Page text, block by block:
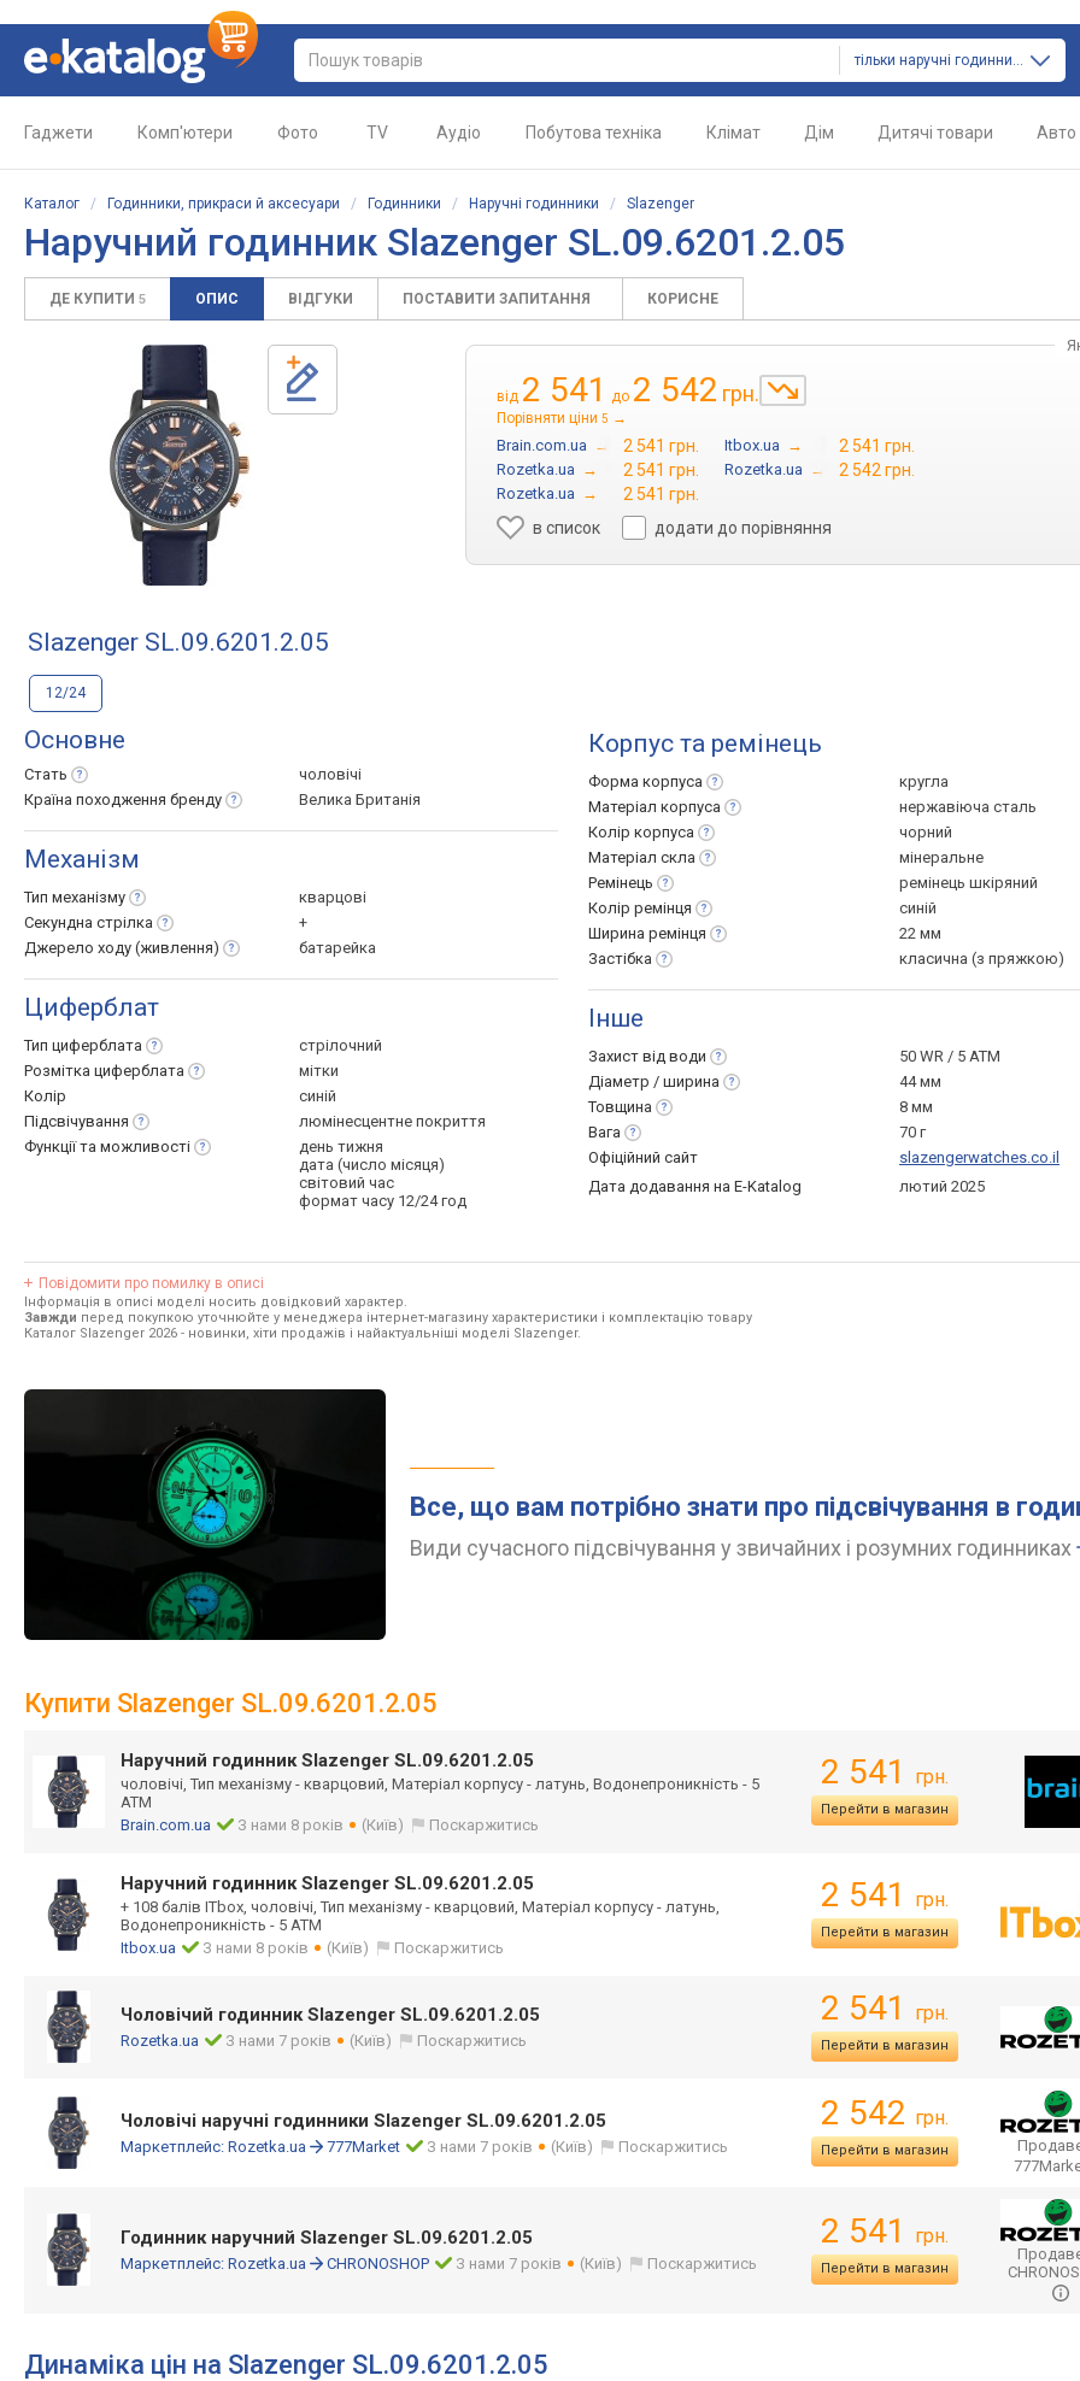
тільки наручні годинники
Гаджети Комп'ютери Фото TV Аудіо Побутова техніка Клімат Дім Дитячі товари Авто
Каталог / Годинники, прикраси й аксесуари / Годинники / Наручні годинники / Slazenger
Наручний годинник Slazenger SL.09.6201.2.05
ДЕ КУПИТИ 5 ОПИС ВІДГУКИ ПОСТАВИТИ ЗАПИТАННЯ КОРИСНЕ
від 2 541 до 2 542 грн.
Порівняти ціни 5 →
Brain.com.ua → 2 541 грн. Itbox.ua → 2 541 грн.
Rozetka.ua → 2 541 грн. Rozetka.ua → 2 542 грн.
Rozetka.ua →
2 541 грн.
в список
додати до порівняння
Slazenger SL.09.6201.2.05
12/24
Основне
Стать
чоловічі
Країна походження бренду Велика Британія
Механізм
Тип механізму
кварцові
Секундна стрілка
+
Джерело ходу (живлення) батарейка
Циферблат
Тип циферблата
стрілочний
Розмітка циферблата
мітки
Колір
синій
Підсвічування
люмінесцентне покриття
Функції та можливості
день тижня
дата (число місяця)
світовий час
формат часу 12/24 год
Корпус та ремінець
Форма корпуса
кругла
Матеріал корпуса
нержавіюча сталь
Колір корпуса
чорний
Матеріал скла
мінеральне
Ремінець
ремінець шкіряний
Колір ремінця
синій
Ширина ремінця
22 мм
Застібка
класична (з пряжкою)
Інше
Захист від води
50 WR / 5 ATM
Діаметр / ширина
44 мм
Товщина
8 мм
Вага
70 г
Офіційний сайт
slazengerwatches.co.il
Дата додавання на E-Katalog
лютий 2025
Повідомити про помилку в описі
Інформація в описі моделі носить довідковий характер.
Завжди перед покупкою уточнюйте у менеджера інтернет-магазину характеристики і комплектацію товару
Каталог Slazenger 2026 - новинки, хіти продажів і найактуальніші моделі Slazenger.
Все, що вам потрібно знати про підсвічування в
Види сучасного підсвічування у звичайних і розумних годинниках
Купити Slazenger SL.09.6201.2.05
Наручний годинник Slazenger SL.09.6201.2.05
чоловічі, Тип механізму - кварцовий, Матеріал корпусу - латунь, Водонепроникність - 5
ATM
Brain.com.ua
З нами 8 років (Київ) Поскаржитись
2 541 грн.
Перейти в магазин
Наручний годинник Slazenger SL.09.6201.2.05
+ 108 балів ITbox, чоловічі, Тип механізму - кварцовий, Матеріал корпусу - латунь,
Водонепроникність - 5 ATM
Itbox.ua
З нами 8 років (Київ) Поскаржитись
2 541 грн.
Перейти в магазин
Чоловічий годинник Slazenger SL.09.6201.2.05
Rozetka.ua З нами 7 років (Київ) Поскаржитись
2 541 грн.
Перейти в магазин
Чоловічі наручні годинники Slazenger SL.09.6201.2.05
Маркетплейс: Rozetka.ua 777Market З нами 7 років (Київ) Поскаржитись
2 542 грн.
Перейти в магазин
Годинник наручний Slazenger SL.09.6201.2.05
Маркетплейс: Rozetka.ua CHRONOSHOP З нами 7 років (Київ) Поскаржитись
2 541 грн.
Перейти в магазин
Динаміка цін на Slazenger SL.09.6201.2.05